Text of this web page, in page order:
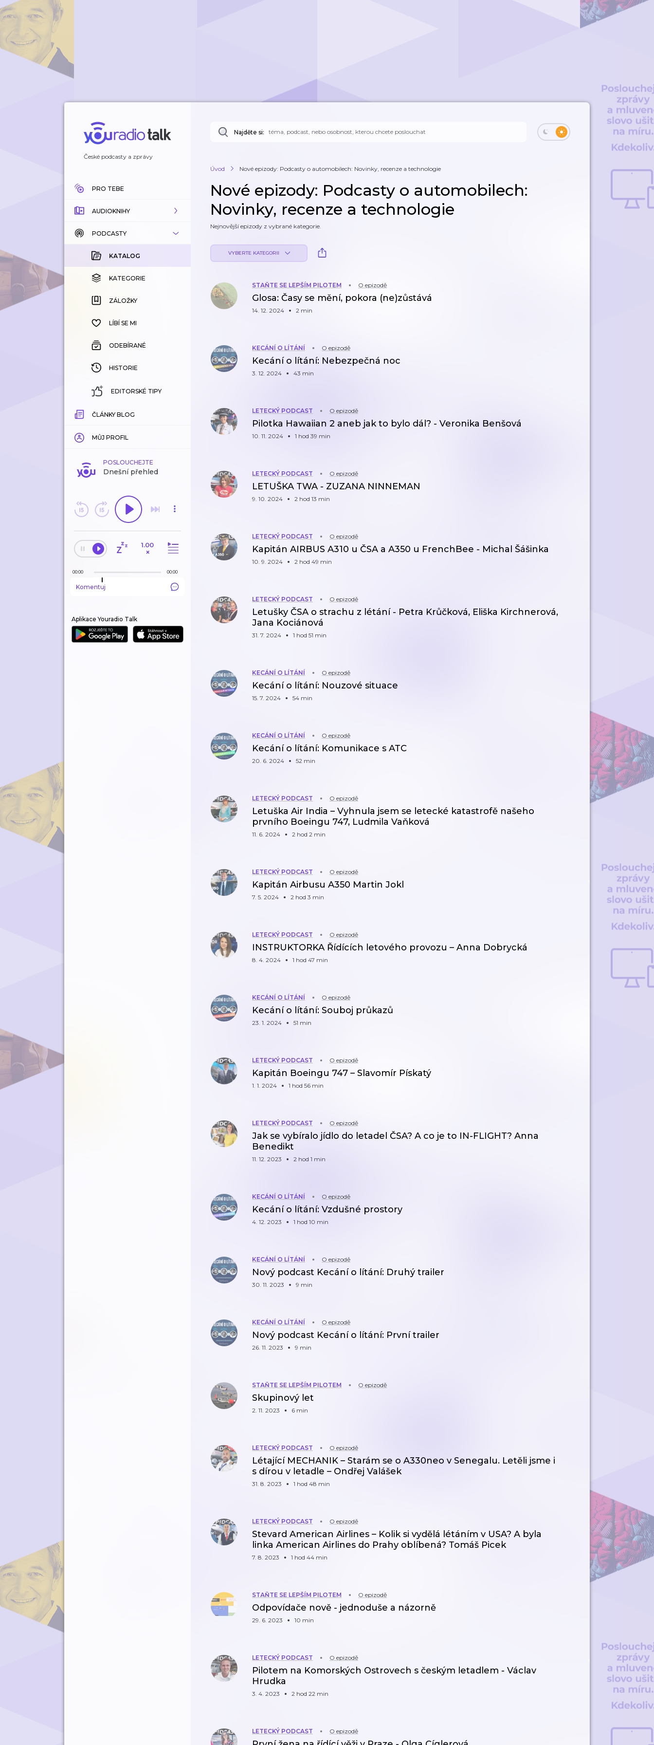
České podcasty a zprávy
PRO TEBE
AUDIOKNIHY
KATALOG
KOUPENÉ
KATEGORIE
ZÁLOŽKY
HISTORIE
PODCASTY
KATALOG
KATEGORIE
ZÁLOŽKY
LÍBÍ SE MI
ODEBÍRANÉ
HISTORIE
EDITORSKÉ TIPY
ČLÁNKY BLOG
MŮJ PROFIL
POSLOUCHEJTE
Dnešní přehled
1.00
×
00:00 00:00
Komentuj
Aplikace Youradio Talk
Najděte si:
Úvod Nové epizody: Podcasty o automobilech: Novinky, recenze a technologie
Nové epizody: Podcasty o automobilech:
Novinky, recenze a technologie
Nejnovější epizody z vybrané kategorie.
VYBERTE KATEGORII
STAŇTE SE LEPŠÍM PILOTEM O epizodě
Glosa: Časy se mění, pokora (ne)zůstává
14. 12. 2024 2 min
KECÁNÍ O LÍTÁNÍ O epizodě
Kecání o lítání: Nebezpečná noc
3. 12. 2024 43 min
LETECKÝ PODCAST O epizodě
Pilotka Hawaiian 2 aneb jak to bylo dál? - Veronika Benšová
10. 11. 2024 1 hod 39 min
LETECKÝ PODCAST O epizodě
LETUŠKA TWA - ZUZANA NINNEMAN
9. 10. 2024 2 hod 13 min
LETECKÝ PODCAST O epizodě
Kapitán AIRBUS A310 u ČSA a A350 u FrenchBee - Michal Šášinka
10. 9. 2024 2 hod 49 min
LETECKÝ PODCAST O epizodě
Letušky ČSA o strachu z létání - Petra Krůčková, Eliška Kirchnerová,
Jana Kociánová
31. 7. 2024 1 hod 51 min
KECÁNÍ O LÍTÁNÍ O epizodě
Kecání o lítání: Nouzové situace
15. 7. 2024 54 min
KECÁNÍ O LÍTÁNÍ O epizodě
Kecání o lítání: Komunikace s ATC
20. 6. 2024 52 min
LETECKÝ PODCAST O epizodě
Letuška Air India – Vyhnula jsem se letecké katastrofě našeho
prvního Boeingu 747, Ludmila Vaňková
11. 6. 2024 2 hod 2 min
LETECKÝ PODCAST O epizodě
Kapitán Airbusu A350 Martin Jokl
7. 5. 2024 2 hod 3 min
LETECKÝ PODCAST O epizodě
INSTRUKTORKA Řídících letového provozu – Anna Dobrycká
8. 4. 2024 1 hod 47 min
KECÁNÍ O LÍTÁNÍ O epizodě
Kecání o lítání: Souboj průkazů
23. 1. 2024 51 min
LETECKÝ PODCAST O epizodě
Kapitán Boeingu 747 – Slavomír Pískatý
1. 1. 2024 1 hod 56 min
LETECKÝ PODCAST O epizodě
Jak se vybíralo jídlo do letadel ČSA? A co je to IN-FLIGHT? Anna
Benedikt
11. 12. 2023 2 hod 1 min
KECÁNÍ O LÍTÁNÍ O epizodě
Kecání o lítání: Vzdušné prostory
4. 12. 2023 1 hod 10 min
KECÁNÍ O LÍTÁNÍ O epizodě
Nový podcast Kecání o lítání: Druhý trailer
30. 11. 2023 9 min
KECÁNÍ O LÍTÁNÍ O epizodě
Nový podcast Kecání o lítání: První trailer
26. 11. 2023 9 min
STAŇTE SE LEPŠÍM PILOTEM O epizodě
Skupinový let
2. 11. 2023 6 min
LETECKÝ PODCAST O epizodě
Létající MECHANIK – Starám se o A330neo v Senegalu. Letěli jsme i
s dírou v letadle – Ondřej Valášek
31. 8. 2023 1 hod 48 min
LETECKÝ PODCAST O epizodě
Stevard American Airlines – Kolik si vydělá létáním v USA? A byla
linka American Airlines do Prahy oblíbená? Tomáš Picek
7. 8. 2023 1 hod 44 min
STAŇTE SE LEPŠÍM PILOTEM O epizodě
Odpovídače nově - jednoduše a názorně
29. 6. 2023 10 min
LETECKÝ PODCAST O epizodě
Pilotem na Komorských Ostrovech s českým letadlem - Václav
Hrudka
3. 4. 2023 2 hod 22 min
LETECKÝ PODCAST O epizodě